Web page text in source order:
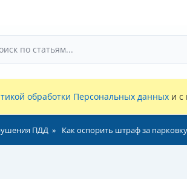
обработки Персональных данных и с
ПДД Как оспорить штраф за парковку